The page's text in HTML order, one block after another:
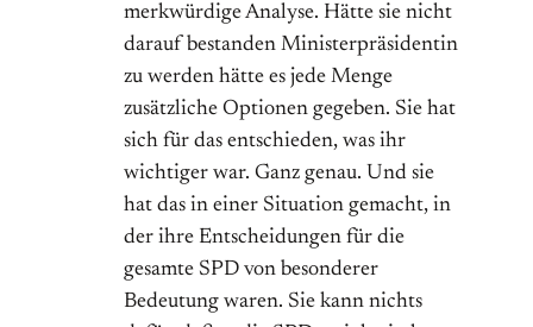
merkwürdige Analyse. Hätte sie nicht
darauf bestanden Ministerpräsidentin
zu werden hätte es jede Menge
zusätzliche Optionen gegeben. Sie hat
sich für das entschieden, was ihr
wichtiger war. Ganz genau. Und sie
hat das in einer Situation gemacht, in
der ihre Entscheidungen für die
gesamte SPD von besonderer
Bedeutung waren. Sie kann nichts